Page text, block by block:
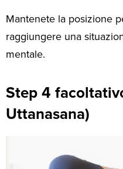
Mantenete la posizione
raggiungere una
mentale.
Step 4
Uttanasana)